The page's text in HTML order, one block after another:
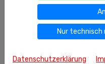
Lünener Str. 47, 40472
Nur technisch
Datenschutzerklärung